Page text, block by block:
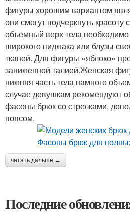
фигуры хорошим вариантом
они смогут подчеркнуть
объемный верх тела
широкого пиджака или блузы
тканей. Для фигуры «яблоко»
заниженной талией.Женская
нижняя часть тела намного
случае девушкам рекомендуют
фасоны брюк со стрелками,
поясом.
читать дальше →
Последние